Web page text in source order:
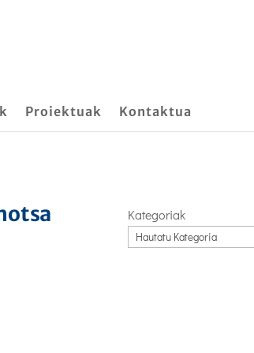
Proiektuak Kontaktua
Kategoriak